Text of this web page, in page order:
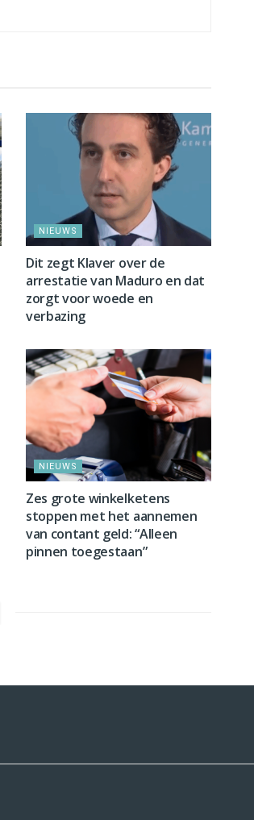
NIEUWS
Dit zegt Klaver over de
arrestatie van Maduro en dat
zorgt voor woede en
verbazing
NIEUWS
Zes grote winkelketens
stoppen met het aannemen
van contant geld: “Alleen
pinnen toegestaan”